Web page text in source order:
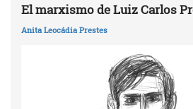
El marxismo de Luiz Carlos
Anita Leocádia Prestes